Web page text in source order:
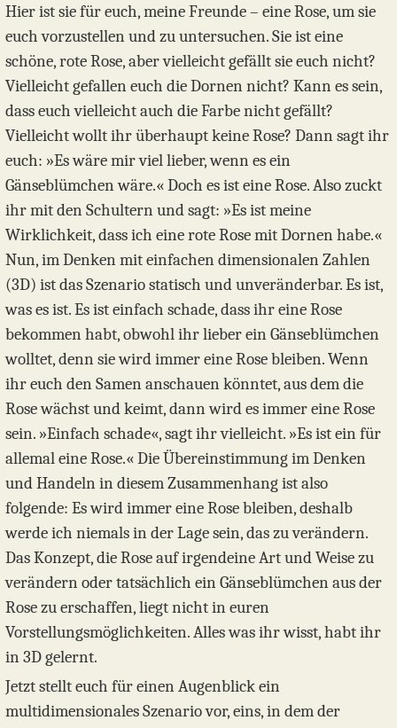
Hier ist sie für euch, meine Freunde – eine Rose, um sie
euch vorzustellen und zu untersuchen. Sie ist eine
schöne, rote Rose, aber vielleicht gefällt sie euch nicht?
Vielleicht gefallen euch die Dornen nicht? Kann es sein,
dass euch vielleicht auch die Farbe nicht gefällt?
Vielleicht wollt ihr überhaupt keine Rose? Dann sagt ihr
euch: »Es wäre mir viel lieber, wenn es ein
Gänseblümchen wäre.« Doch es ist eine Rose. Also zuckt
ihr mit den Schultern und sagt: »Es ist meine
Wirklichkeit, dass ich eine rote Rose mit Dornen habe.«
Nun, im Denken mit einfachen dimensionalen Zahlen
(3D) ist das Szenario statisch und unveränderbar. Es ist,
was es ist. Es ist einfach schade, dass ihr eine Rose
bekommen habt, obwohl ihr lieber ein Gänseblümchen
wolltet, denn sie wird immer eine Rose bleiben. Wenn
ihr euch den Samen anschauen könntet, aus dem die
Rose wächst und keimt, dann wird es immer eine Rose
sein. »Einfach schade«, sagt ihr vielleicht. »Es ist ein für
allemal eine Rose.« Die Übereinstimmung im Denken
und Handeln in diesem Zusammenhang ist also
folgende: Es wird immer eine Rose bleiben, deshalb
werde ich niemals in der Lage sein, das zu verändern.
Das Konzept, die Rose auf irgendeine Art und Weise zu
verändern oder tatsächlich ein Gänseblümchen aus der
Rose zu erschaffen, liegt nicht in euren
Vorstellungsmöglichkeiten. Alles was ihr wisst, habt ihr
in 3D gelernt.
Jetzt stellt euch für einen Augenblick ein
multidimensionales Szenario vor, eins, in dem der